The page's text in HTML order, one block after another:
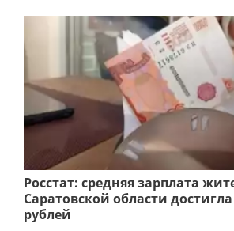
Росстат: средняя зарплата
Саратовской области
рублей